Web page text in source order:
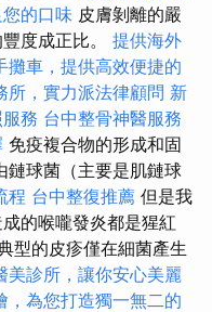
的口味 皮膚剝離的嚴
度成正比。 提供海外
攤車，提供高效便捷的
所，實力派法律顧問 新
務 台中整骨神醫服務
免疫複合物的形成和固
鏈球菌（主要是肌鏈球
程 台中整復推薦 但是我
的喉嚨發炎都是猩紅
型的皮疹僅在細菌產生
美診所，讓你安心美麗
，為您打造獨一無二的